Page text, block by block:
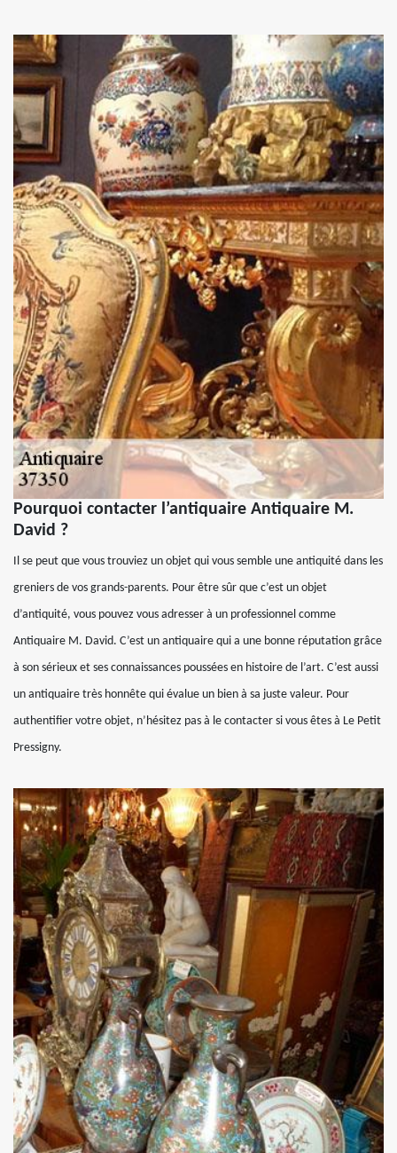
Pourquoi contacter l’antiquaire Antiquaire M.
David ?
Il se peut que vous trouviez un objet qui vous semble une antiquité dans les
greniers de vos grands-parents. Pour être sûr que c’est un objet
d’antiquité, vous pouvez vous adresser à un professionnel comme
Antiquaire M. David. C’est un antiquaire qui a une bonne réputation grâce
à son sérieux et ses connaissances poussées en histoire de l’art. C’est aussi
un antiquaire très honnête qui évalue un bien à sa juste valeur. Pour
authentifier votre objet, n’hésitez pas à le contacter si vous êtes à Le Petit
Pressigny.